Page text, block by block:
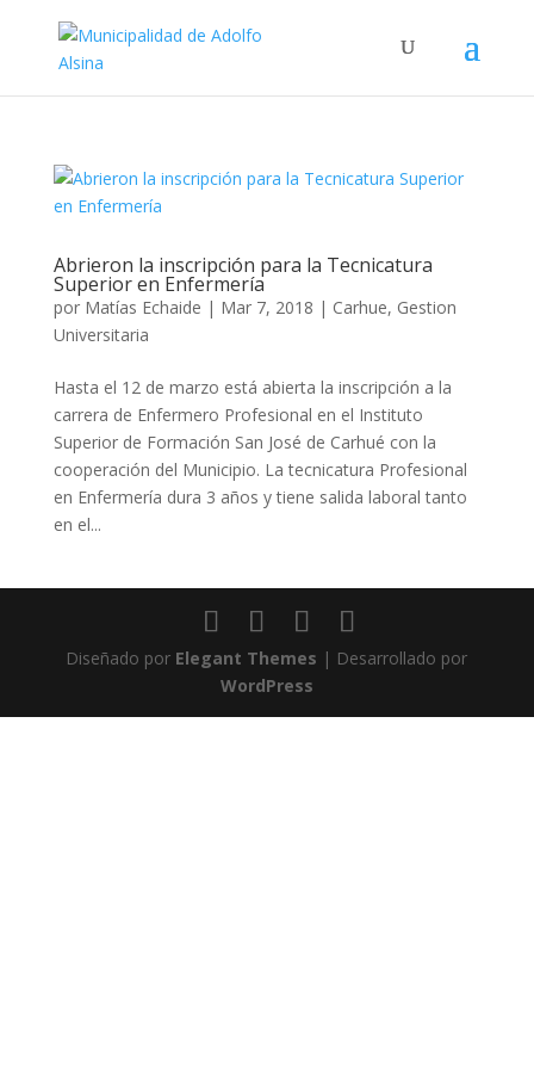
Abrieron la inscripción para la Tecnicatura
Superior en Enfermería
por Matías Echaide | Mar 7, 2018 | Carhue, Gestion
Universitaria
Hasta el 12 de marzo está abierta la inscripción a la
carrera de Enfermero Profesional en el Instituto
Superior de Formación San José de Carhué con la
cooperación del Municipio. La tecnicatura Profesional
en Enfermería dura 3 años y tiene salida laboral tanto
en el...
Diseñado por Elegant Themes | Desarrollado por
WordPress